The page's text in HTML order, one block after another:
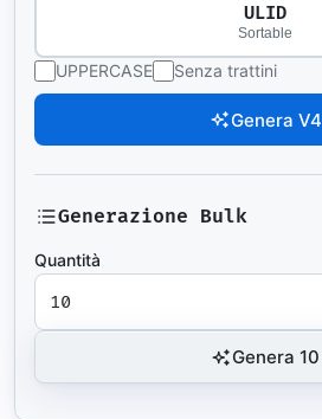
ULID
Sortable
UPPERCASE Senza trattini
Genera V4
Generazione Bulk
Quantità
Genera 10